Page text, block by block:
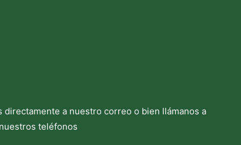
directamente a nuestro correo o bien llámanos a
nuestros teléfonos